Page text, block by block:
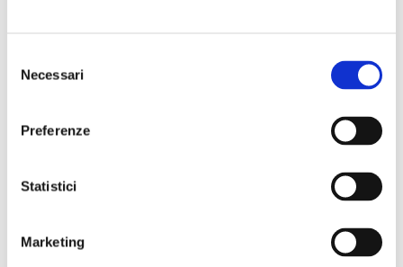
delNecessari
Preferenze
Statistici
Marketing